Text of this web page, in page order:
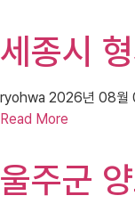
세종시
ryohwa 2026년 08월
Read More
울주군